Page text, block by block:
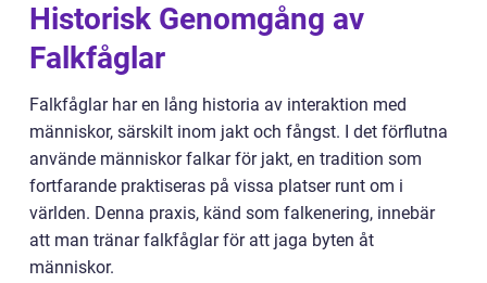
Historisk Genomgång av
Falkfåglar
Falkfåglar har en lång historia av interaktion med
människor, särskilt inom jakt och fångst. I det förflutna
använde människor falkar för jakt, en tradition som
fortfarande praktiseras på vissa platser runt om i
världen. Denna praxis, känd som falkenering, innebär
att man tränar falkfåglar för att jaga byten åt
människor.